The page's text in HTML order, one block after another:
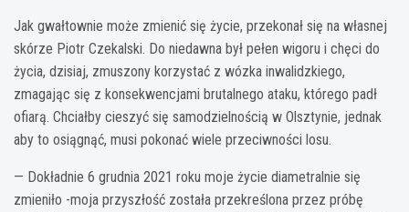
Jak gwałtownie może zmienić się życie, przekonał się na własnej
skórze Piotr Czekalski. Do niedawna był pełen wigoru i chęci do
życia, dzisiaj, zmuszony korzystać z wózka inwalidzkiego,
zmagając się z konsekwencjami brutalnego ataku, którego padł
ofiarą. Chciałby cieszyć się samodzielnością w Olsztynie, jednak
aby to osiągnąć, musi pokonać wiele przeciwności losu.
— Dokładnie 6 grudnia 2021 roku moje życie diametralnie się
zmieniło -moja przyszłość została przekreślona przez próbę